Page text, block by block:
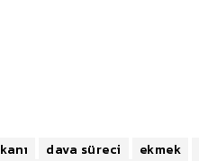
dava süreci ekmek